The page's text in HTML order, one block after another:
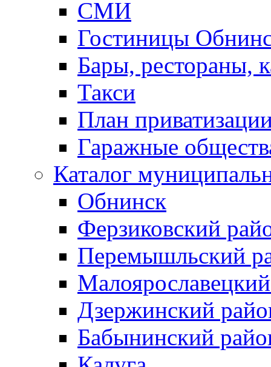
СМИ
Гостиницы
Бары, рестораны,
Такси
План
Гаражные
Каталог
Обнинск
Ферзиковский
Перемышльский
Дзержинский
Бабынинский